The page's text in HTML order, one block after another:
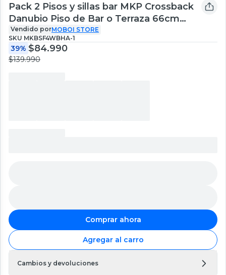
Pack 2 Pisos y sillas bar MKP Crossback
Danubio Piso de Bar o Terraza 66cm
Negro
Vendido porMOBOI STORE
SKU MKBSF4WBHA-1
39% $84.990
$139.990
Comprar ahora
Agregar al carro
Cambios y devoluciones